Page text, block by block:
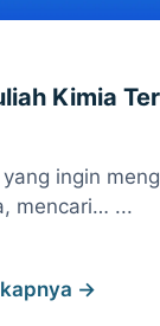
Kimia
ingin
mencari… ...
→